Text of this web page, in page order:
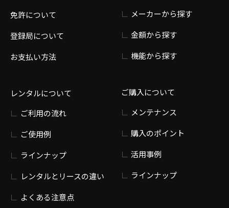
免許について
登録局について
お支払い方法
レンタルについて
ご利用の流れ
ご使用例
ラインナップ
レンタルとリースの違い
よくある注意点
メーカーから探す
金額から探す
機能から探す
ご購入について
メンテナンス
購入のポイント
活用事例
ラインナップ